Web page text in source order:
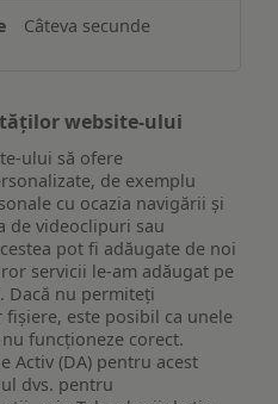
Câteva secunde
website-ului
ului să ofere
de exemplu
cu ocazia navigării și
de videoclipuri sau
pot fi adăugate de noi
servicii le-am adăugat pe
Dacă nu permiteți
fișiere, este posibil ca unele
funcționeze corect.
Activ (DA) pentru acest
dvs. pentru